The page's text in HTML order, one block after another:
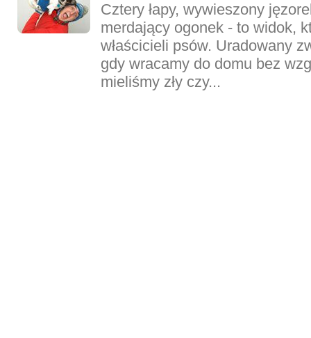
Cztery łapy, wywieszony
merdający ogonek - to widok,
właścicieli psów. Uradowany
gdy wracamy do domu bez
mieliśmy zły czy...